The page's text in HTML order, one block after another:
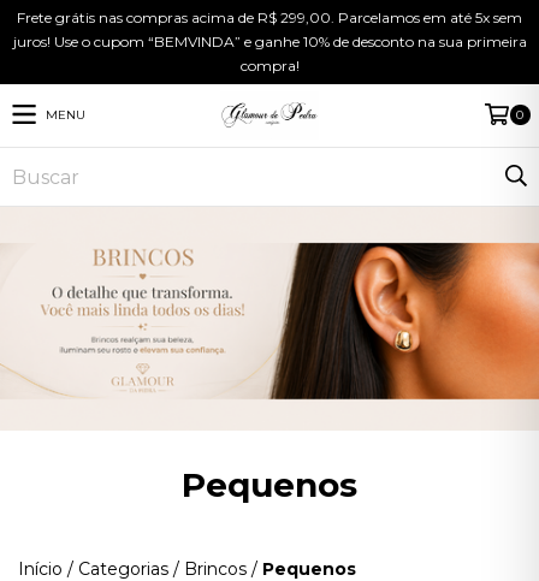
Frete grátis nas compras acima de R$ 299,00. Parcelamos em até 5x sem
juros! Use o cupom “BEMVINDA” e ganhe 10% de desconto na sua primeira
compra!
MENU 0
Pequenos
Início / Categorias / Brincos / Pequenos